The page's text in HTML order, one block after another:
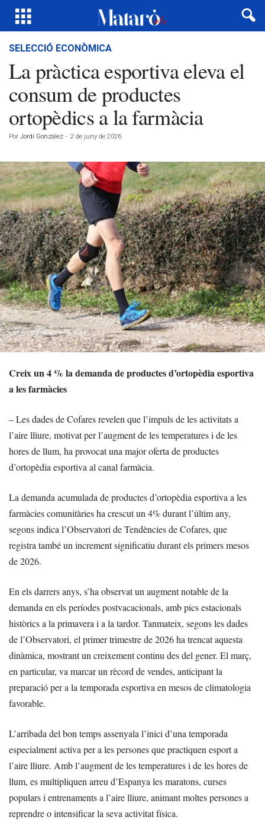
SELECCIÓ ECONÒMICA
La pràctica esportiva eleva el
consum de productes
ortopèdics a la farmàcia
Por Jordi González - 2 de juny de 2026
Creix un 4 % la demanda de productes d’ortopèdia esportiva
a les farmàcies
– Les dades de Cofares revelen que l’impuls de les activitats a
l’aire lliure, motivat per l’augment de les temperatures i de les
hores de llum, ha provocat una major oferta de productes
d’ortopèdia esportiva al canal farmàcia.
La demanda acumulada de productes d’ortopèdia esportiva a les
farmàcies comunitàries ha crescut un 4% durant l’últim any,
segons indica l’Observatori de Tendències de Cofares, que
registra també un increment significatiu durant els primers mesos
de 2026.
En els darrers anys, s’ha observat un augment notable de la
demanda en els períodes postvacacionals, amb pics estacionals
històrics a la primavera i a la tardor. Tanmateix, segons les dades
de l’Observatori, el primer trimestre de 2026 ha trencat aquesta
dinàmica, mostrant un creixement continu des del gener. El març,
en particular, va marcar un rècord de vendes, anticipant la
preparació per a la temporada esportiva en mesos de climatologia
favorable.
L’arribada del bon temps assenyala l’inici d’una temporada
especialment activa per a les persones que practiquen esport a
l’aire lliure. Amb l’augment de les temperatures i de les hores de
llum, es multipliquen arreu d’Espanya les maratons, curses
populars i entrenaments a l’aire lliure, animant moltes persones a
reprendre o intensificar la seva activitat física.